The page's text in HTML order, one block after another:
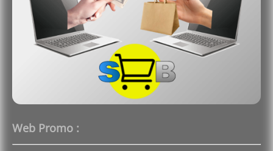
Web Promo :